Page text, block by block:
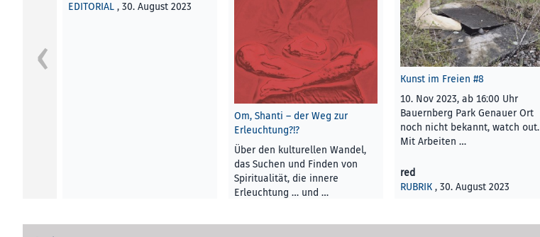
EDITORIAL , 30. August 2023
Om, Shanti – der Weg zur
Erleuchtung?!?
Über den kulturellen Wandel,
das Suchen und Finden von
Spiritualität, die innere
Erleuchtung … und …
Conny Erber
Kunst im Freien #8
10. Nov 2023, ab 16:00 Uhr
Bauernberg Park Genauer Ort
noch nicht bekannt, watch out.
Mit Arbeiten …
red
RUBRIK , 30. August 2023